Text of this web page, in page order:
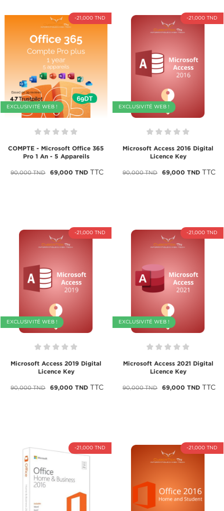
-21,000 TND
EXCLUSIVITÉ WEB !
COMPTE - Microsoft Office 365
Pro 1 An - 5 Appareils
90,000 TND 69,000 TND TTC
-21,000 TND
EXCLUSIVITÉ WEB !
Microsoft Access 2016 Digital
Licence Key
90,000 TND 69,000 TND TTC
-21,000 TND
EXCLUSIVITÉ WEB !
Microsoft Access 2019 Digital
Licence Key
90,000 TND 69,000 TND TTC
-21,000 TND
EXCLUSIVITÉ WEB !
Microsoft Access 2021 Digital
Licence Key
90,000 TND 69,000 TND TTC
-21,000 TND -21,000 TND